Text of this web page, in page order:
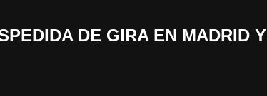
DE GIRA EN MADRID Y